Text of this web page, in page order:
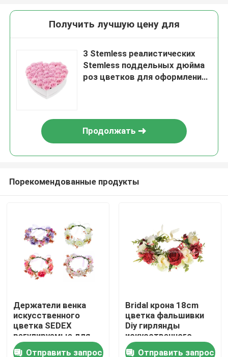
Товары
О нас
Получить лучшую цену для
3 Stemless реалистических
Stemless поддельных дюйма
роз цветков для оформления
Продолжать
Порекомендованные продукты
Держатели венка
искусственного
цветка SEDEX
регулируемые для
OEM свадьбы
Отправить запрос
Bridal крона 18cm
цветка фальшивки
Diy гирлянды
искусственного
цветка симуляции
Отправить запрос